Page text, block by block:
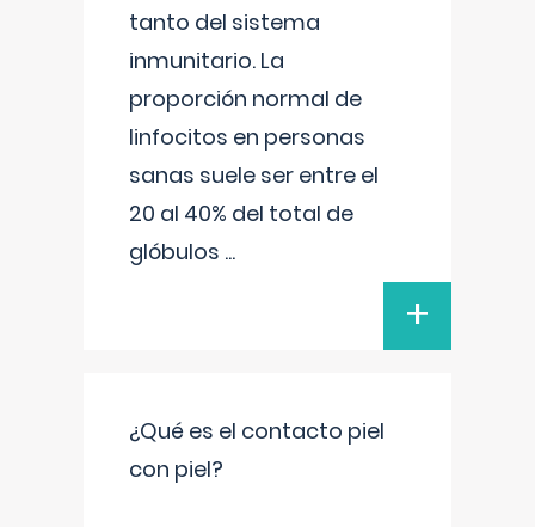
tanto del sistema
inmunitario. La
proporción normal de
linfocitos en personas
sanas suele ser entre el
20 al 40% del total de
glóbulos ...
+
¿Qué es el contacto piel
con piel?